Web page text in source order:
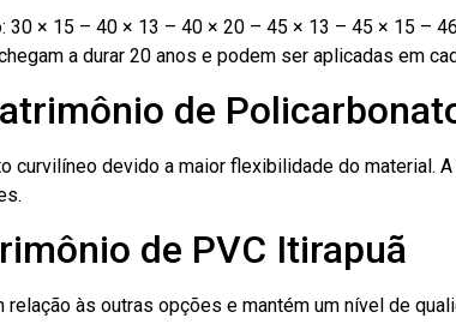
× 15 – 40 × 13 – 40 × 20 – 45 × 13 – 45 × 15 –
a durar 20 anos e podem ser aplicadas em
de
curvilíneo devido a maior flexibilidade do material.
de PVC Itirapuã
às outras opções e mantém um nível de